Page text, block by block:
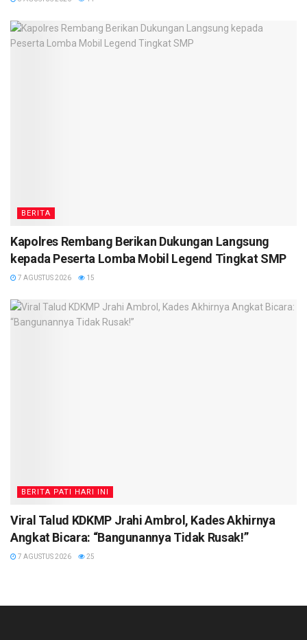
BERITA
Kapolres Rembang Berikan Dukungan Langsung
kepada Peserta Lomba Mobil Legend Tingkat SMP
7 AGUSTUS 2026 15
BERITA PATI HARI INI
Viral Talud KDKMP Jrahi Ambrol, Kades Akhirnya
Angkat Bicara: “Bangunannya Tidak Rusak!”
7 AGUSTUS 2026 25